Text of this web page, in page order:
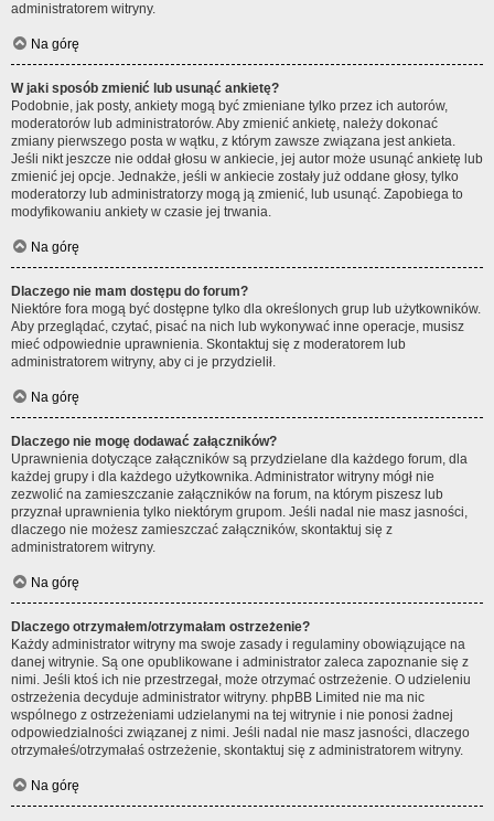
administratorem witryny.
Na górę
W jaki sposób zmienić lub usunąć ankietę?
Podobnie, jak posty, ankiety mogą być zmieniane tylko przez ich autorów,
moderatorów lub administratorów. Aby zmienić ankietę, należy dokonać
zmiany pierwszego posta w wątku, z którym zawsze związana jest ankieta.
Jeśli nikt jeszcze nie oddał głosu w ankiecie, jej autor może usunąć ankietę lub
zmienić jej opcje. Jednakże, jeśli w ankiecie zostały już oddane głosy, tylko
moderatorzy lub administratorzy mogą ją zmienić, lub usunąć. Zapobiega to
modyfikowaniu ankiety w czasie jej trwania.
Na górę
Dlaczego nie mam dostępu do forum?
Niektóre fora mogą być dostępne tylko dla określonych grup lub użytkowników.
Aby przeglądać, czytać, pisać na nich lub wykonywać inne operacje, musisz
mieć odpowiednie uprawnienia. Skontaktuj się z moderatorem lub
administratorem witryny, aby ci je przydzielił.
Na górę
Dlaczego nie mogę dodawać załączników?
Uprawnienia dotyczące załączników są przydzielane dla każdego forum, dla
każdej grupy i dla każdego użytkownika. Administrator witryny mógł nie
zezwolić na zamieszczanie załączników na forum, na którym piszesz lub
przyznał uprawnienia tylko niektórym grupom. Jeśli nadal nie masz jasności,
dlaczego nie możesz zamieszczać załączników, skontaktuj się z
administratorem witryny.
Na górę
Dlaczego otrzymałem/otrzymałam ostrzeżenie?
Każdy administrator witryny ma swoje zasady i regulaminy obowiązujące na
danej witrynie. Są one opublikowane i administrator zaleca zapoznanie się z
nimi. Jeśli ktoś ich nie przestrzegał, może otrzymać ostrzeżenie. O udzieleniu
ostrzeżenia decyduje administrator witryny. phpBB Limited nie ma nic
wspólnego z ostrzeżeniami udzielanymi na tej witrynie i nie ponosi żadnej
odpowiedzialności związanej z nimi. Jeśli nadal nie masz jasności, dlaczego
otrzymałeś/otrzymałaś ostrzeżenie, skontaktuj się z administratorem witryny.
Na górę